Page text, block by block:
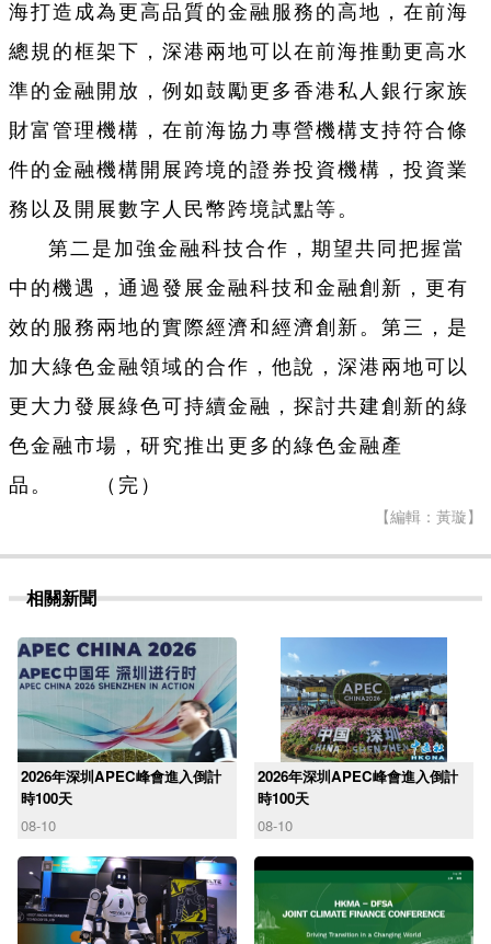
海打造成為更高品質的金融服務的高地，在前海
總規的框架下，深港兩地可以在前海推動更高水
準的金融開放，例如鼓勵更多香港私人銀行家族
財富管理機構，在前海協力專營機構支持符合條
件的金融機構開展跨境的證券投資機構，投資業
務以及開展數字人民幣跨境試點等。
第二是加強金融科技合作，期望共同把握當
中的機遇，通過發展金融科技和金融創新，更有
效的服務兩地的實際經濟和經濟創新。第三，是
加大綠色金融領域的合作，他說，深港兩地可以
更大力發展綠色可持續金融，探討共建創新的綠
色金融市場，研究推出更多的綠色金融產
品。 （完）
【編輯：黃璇】
相關新聞
2026年深圳APEC峰會進入倒計
時100天
08-10
2026年深圳APEC峰會進入倒計
時100天
08-10